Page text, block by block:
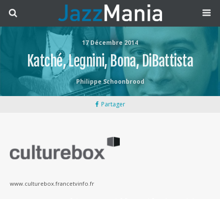
17 Décembre 2014
Katché, Legnini, Bona, DiBattista
Philippe Schoonbrood
Partager
www.culturebox.francetvinfo.fr